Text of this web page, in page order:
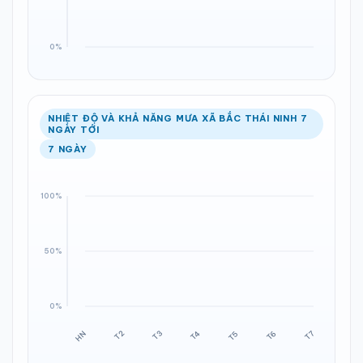
NHIỆT ĐỘ VÀ KHẢ NĂNG MƯA XÃ BẮC THÁI NINH 7
NGÀY TỚI
7 NGÀY